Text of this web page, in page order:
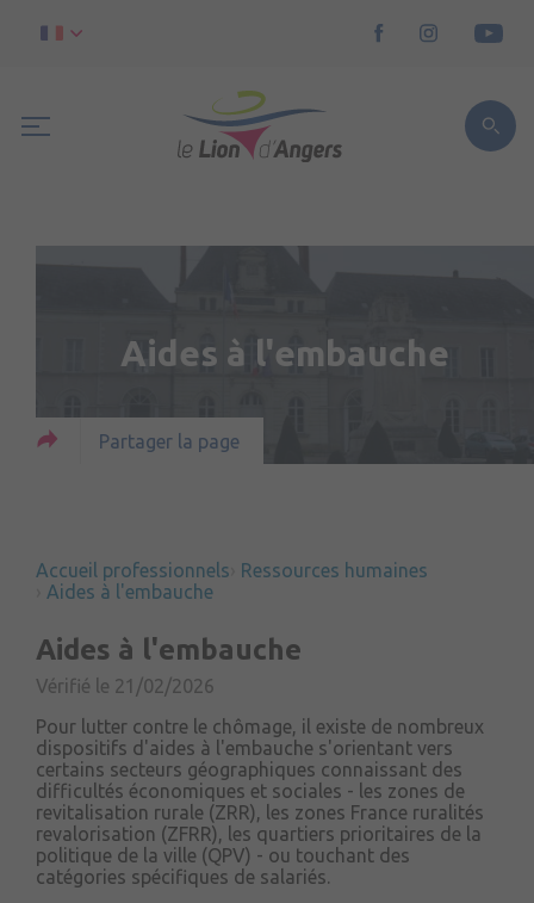
Aides à l'embauche
Partager la page
Accueil professionnels
Ressources humaines
Aides à l'embauche
Aides à l'embauche
Vérifié le 21/02/2026
Pour lutter contre le chômage, il existe de nombreux
dispositifs d'aides à l'embauche s'orientant vers
certains secteurs géographiques connaissant des
difficultés économiques et sociales - les zones de
revitalisation rurale (ZRR), les zones France ruralités
revalorisation (ZFRR), les quartiers prioritaires de la
politique de la ville (QPV) - ou touchant des
catégories spécifiques de salariés.